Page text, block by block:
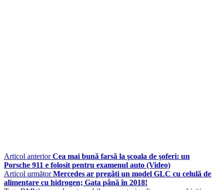
Articol anterior Cea mai bună farsă la şcoala de şoferi: un
Porsche 911 e folosit pentru examenul auto (Video)
Articol următor Mercedes ar pregăti un model GLC cu celulă de
alimentare cu hidrogen; Gata până în 2018!